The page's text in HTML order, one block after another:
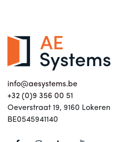
info@aesystems.be
+32 (0)9 356 00 51
Oeverstraat 19, 9160 Lokeren
BE0545941140